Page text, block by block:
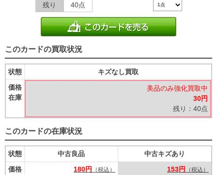
残り 40点
このカードの買取状況
状態
価格
在庫
キズなし買取
美品のみ強化買取中
30円
残り：40点
このカードの在庫状況
状態
価格
中古良品
180円
（税込）
中古キズあり
153円
（税込）